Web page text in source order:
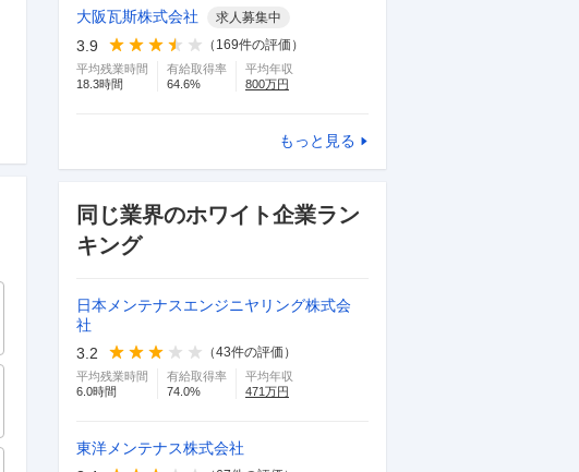
大阪瓦斯株式会社 求人募集中
3.9 （ 169件の評価）
平均残業時間
18.3時間
有給取得率
64.6%
平均年収
800万円
もっと見る
同じ業界のホワイト企業ラン
キング
日本メンテナスエンジニヤリング株式会
社
3.2
（43件の評価）
平均残業時間
6.0時間
有給取得率
74.0%
平均年収
471 万円
東洋メンテナス株式会社